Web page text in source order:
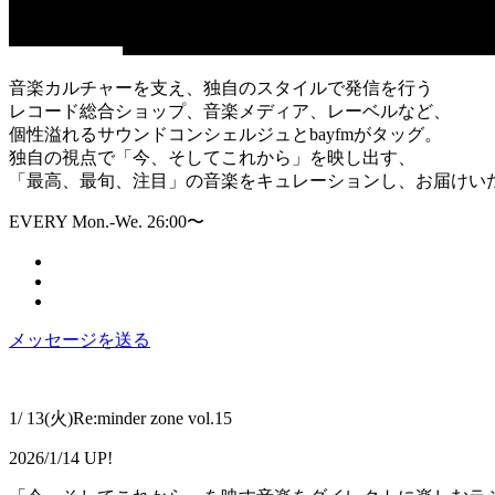
音楽カルチャーを支え、独自のスタイルで発信を行う
レコード総合ショップ、音楽メディア、レーベルなど、
個性溢れるサウンドコンシェルジュとbayfmがタッグ。
独自の視点で「今、そしてこれから」を映し出す、
「最高、最旬、注目」の音楽をキュレーションし、お届けい
EVERY Mon.-We. 26:00〜
メッセージを送る
1/ 13(火)Re:minder zone vol.15
2026/1/14 UP!